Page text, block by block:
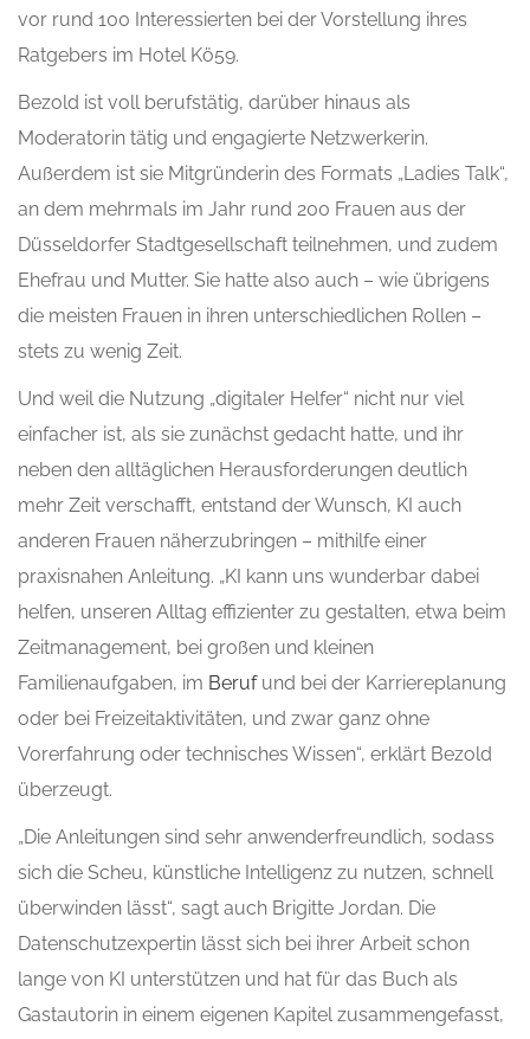
vor rund 100 Interessierten bei der Vorstellung ihres
Ratgebers im Hotel Kö59.
Bezold ist voll berufstätig, darüber hinaus als
Moderatorin tätig und engagierte Netzwerkerin.
Außerdem ist sie Mitgründerin des Formats „Ladies Talk“,
an dem mehrmals im Jahr rund 200 Frauen aus der
Düsseldorfer Stadtgesellschaft teilnehmen, und zudem
Ehefrau und Mutter. Sie hatte also auch – wie übrigens
die meisten Frauen in ihren unterschiedlichen Rollen –
stets zu wenig Zeit.
Und weil die Nutzung „digitaler Helfer“ nicht nur viel
einfacher ist, als sie zunächst gedacht hatte, und ihr
neben den alltäglichen Herausforderungen deutlich
mehr Zeit verschafft, entstand der Wunsch, KI auch
anderen Frauen näherzubringen – mithilfe einer
praxisnahen Anleitung. „KI kann uns wunderbar dabei
helfen, unseren Alltag effizienter zu gestalten, etwa beim
Zeitmanagement, bei großen und kleinen
Familienaufgaben, im Berufund bei der Karriereplanung
oder bei Freizeitaktivitäten, und zwar ganz ohne
Vorerfahrung oder technisches Wissen“, erklärt Bezold
überzeugt.
„Die Anleitungen sind sehr anwenderfreundlich, sodass
sich die Scheu, künstliche Intelligenz zu nutzen, schnell
überwinden lässt“, sagt auch Brigitte Jordan. Die
Datenschutzexpertin lässt sich bei ihrer Arbeit schon
lange von KI unterstützen und hat für das Buch als
Gastautorin in einem eigenen Kapitel zusammengefasst,